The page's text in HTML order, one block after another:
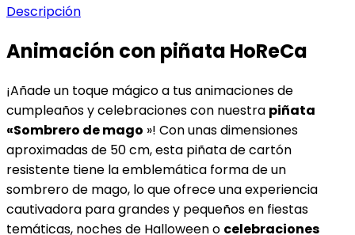
Descripción
Animación con piñata HoReCa
¡Añade un toque mágico a tus animaciones de
cumpleaños y celebraciones con nuestra piñata
«Sombrero de mago »! Con unas dimensiones
aproximadas de 50 cm, esta piñata de cartón
resistente tiene la emblemática forma de un
sombrero de mago, lo que ofrece una experiencia
cautivadora para grandes y pequeños en fiestas
temáticas, noches de Halloween o celebraciones